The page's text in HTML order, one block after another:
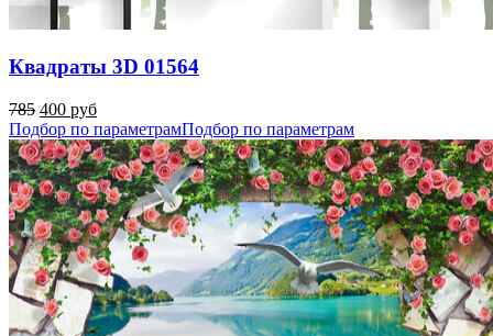
Квадраты 3D 01564
785 400 руб
Подбор по параметрамПодбор по параметрам